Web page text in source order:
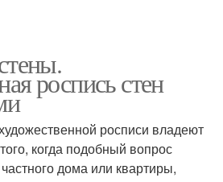
роспись стен
росписи владеют
когда подобный вопрос
дома или квартиры,